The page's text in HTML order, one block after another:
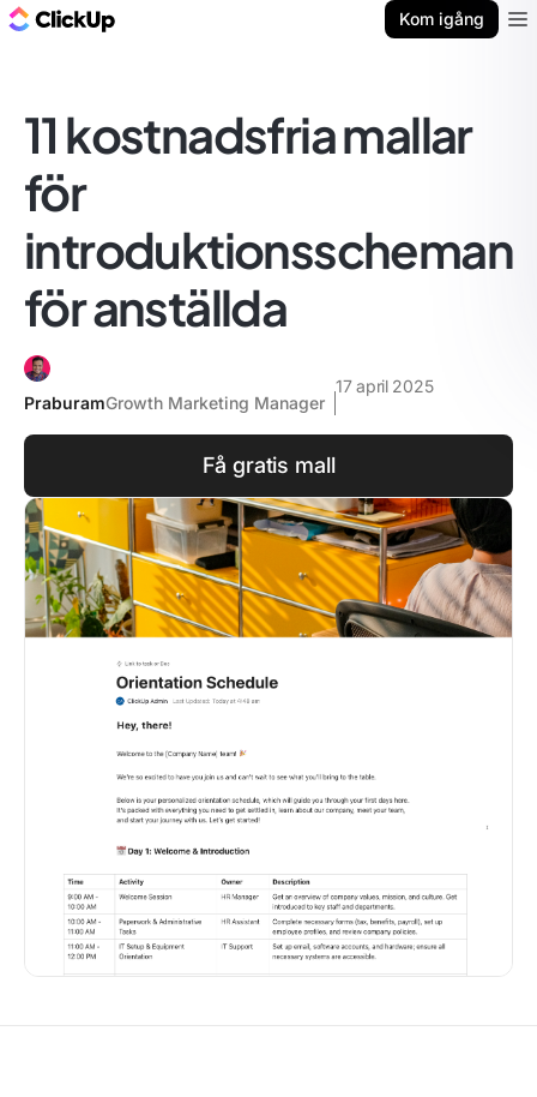
Kom igång
11 kostnadsfria mallar
för
introduktionsscheman
för anställda
PraburamGrowth Marketing Manager
17 april 2025
Få gratis mall